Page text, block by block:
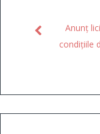
Anunț
condițiile